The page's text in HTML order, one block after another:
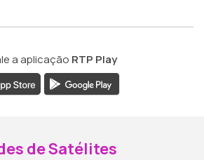
a aplicação RTP Play
de Satélites